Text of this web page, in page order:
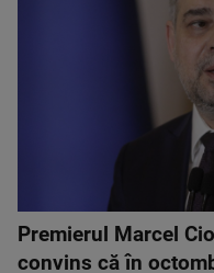
Premierul Marcel
convins că în